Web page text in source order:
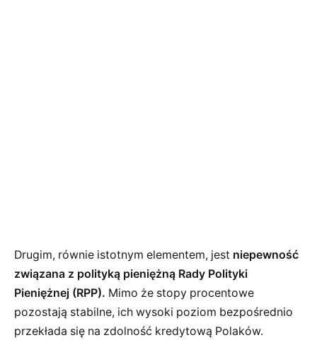
Drugim, równie istotnym elementem, jest niepewność
związana z polityką pieniężną Rady Polityki
Pieniężnej (RPP). Mimo że stopy procentowe
pozostają stabilne, ich wysoki poziom bezpośrednio
przekłada się na zdolność kredytową Polaków.